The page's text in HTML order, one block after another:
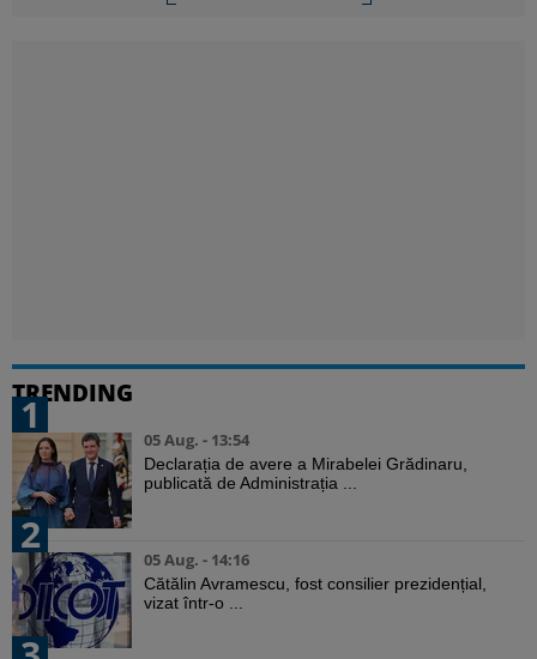
TRENDING
1
05 Aug. - 13:54
Declarația de avere a Mirabelei Grădinaru,
publicată de Administrația ...
2
05 Aug. - 14:16
Cătălin Avramescu, fost consilier prezidențial,
vizat într-o ...